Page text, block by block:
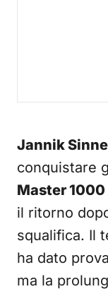
Jannik
conquistare
Master
il ritorno
squalifica. Il
ha dato
ma la